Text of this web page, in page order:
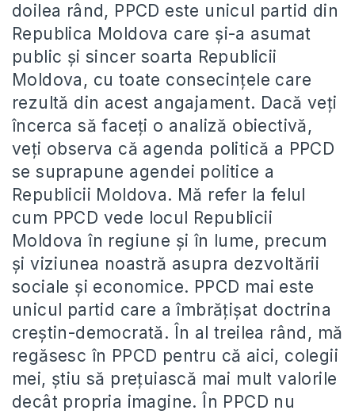
doilea rând, PPCD este unicul partid din
Republica Moldova care şi-a asumat
public şi sincer soarta Republicii
Moldova, cu toate consecinţele care
rezultă din acest angajament. Dacă veţi
încerca să faceţi o analiză obiectivă,
veţi observa că agenda politică a PPCD
se suprapune agendei politice a
Republicii Moldova. Mă refer la felul
cum PPCD vede locul Republicii
Moldova în regiune şi în lume, precum
şi viziunea noastră asupra dezvoltării
sociale şi economice. PPCD mai este
unicul partid care a îmbrăţişat doctrina
creştin-democrată. În al treilea rând, mă
regăsesc în PPCD pentru că aici, colegii
mei, ştiu să preţuiască mai mult valorile
decât propria imagine. În PPCD nu